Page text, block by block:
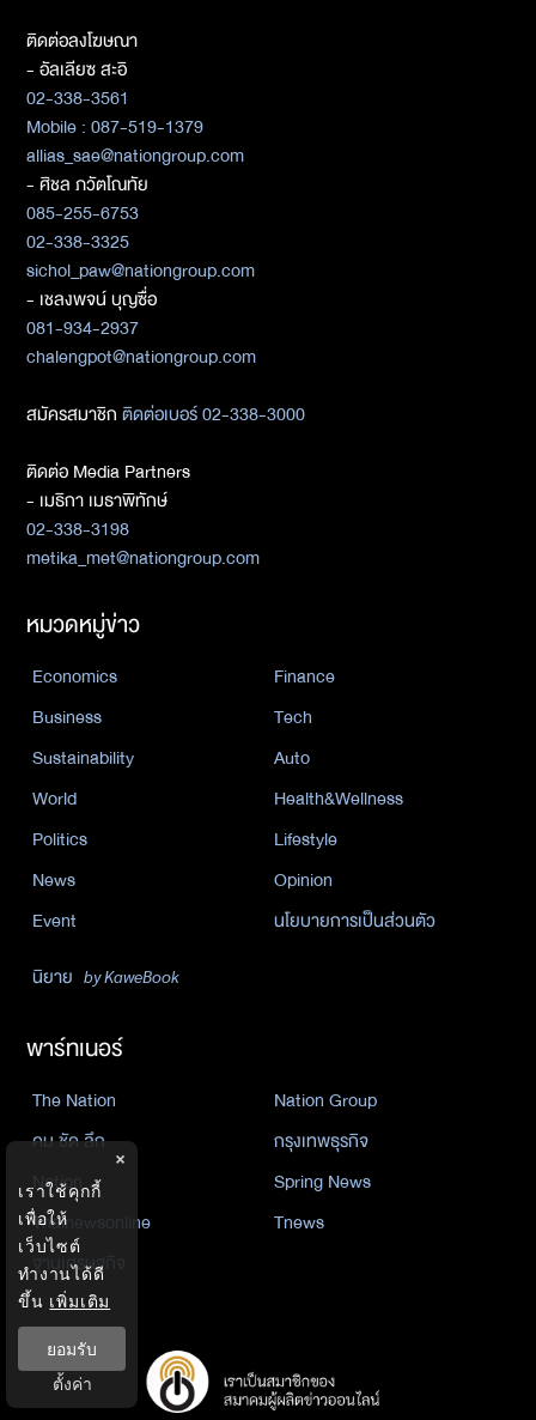
ติดต่อลงโฆษณา
- อัลเลียซ สะอิ
02-338-3561
Mobile : 087-519-1379
allias_sae@nationgroup.com
- ศิชล ภวัตโณทัย
085-255-6753
02-338-3325
sichol_paw@nationgroup.com
- เชลงพจน์ บุญซื่อ
081-934-2937
chalengpot@nationgroup.com
สมัครสมาชิกติดต่อเบอร์ 02-338-3000
ติดต่อ Media Partners
- เมธิกา เมธาพิทักษ์
02-338-3198
metika_met@nationgroup.com
หมวดหมู่ข่าว
Economics
Finance
Business
Tech
Sustainability
Auto
World
Health&Wellness
Politics
Lifestyle
News
Opinion
Event
นโยบายการเป็นส่วนตัว
นิยาย by KaweBook
พาร์ทเนอร์
The Nation
Nation Group
คม ชัด ลึก
กรุงเทพธุรกิจ
Nation
Spring News
Thainewsonline
Tnews
ฐานเศรษฐกิจ
×
เราใช้คุกกี้
เพื่อให้
เว็บไซต์
ทำงานได้ดี
ขึ้น เพิ่มเติม
ยอมรับ
ตั้งค่า